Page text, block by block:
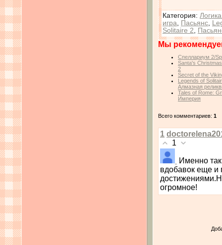
Категория:
игра
Пасьянс
Solitaire 2
Мы
Спеллариум 2/
Santa's
2
Secret of the
Legends of
Алмазная
Tales of Rome:
Империя
Всего комментариев: 1
1
1
Именно
вдобавок еще и
огромное!